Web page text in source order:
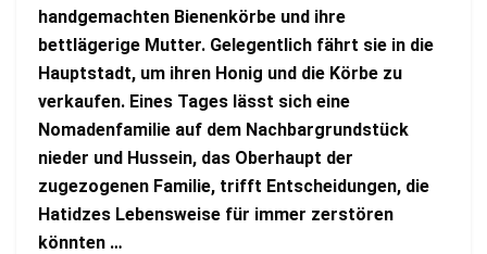
handgemachten Bienenkörbe und ihre
bettlägerige Mutter. Gelegentlich fährt sie in die
Hauptstadt, um ihren Honig und die Körbe zu
verkaufen. Eines Tages lässt sich eine
Nomadenfamilie auf dem Nachbargrundstück
nieder und Hussein, das Oberhaupt der
zugezogenen Familie, trifft Entscheidungen, die
Hatidzes Lebensweise für immer zerstören
könnten …